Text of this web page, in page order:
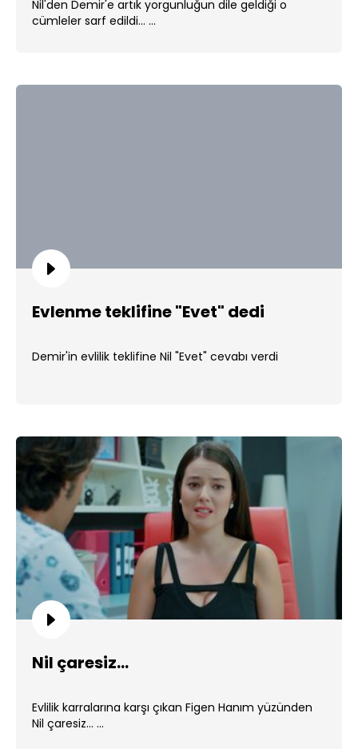
Nil'den Demir'e artık yorgunluğun dile geldiği o
cümleler sarf edildi... ...
Evlenme teklifine "Evet" dedi
Demir'in evlilik teklifine Nil "Evet" cevabı verdi
Nil çaresiz...
Evlilik karralarına karşı çıkan Figen Hanım yüzünden
Nil çaresiz... ...